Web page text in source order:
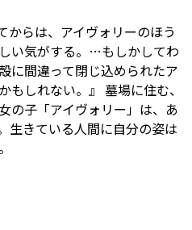
からは、アイヴォリーのほう
い気がする。…もしかしてわ
に間違って閉じ込められたア
もしれない。』 墓場に住む、
の子「アイヴォリー」は、あ
生きている人間に自分の姿は